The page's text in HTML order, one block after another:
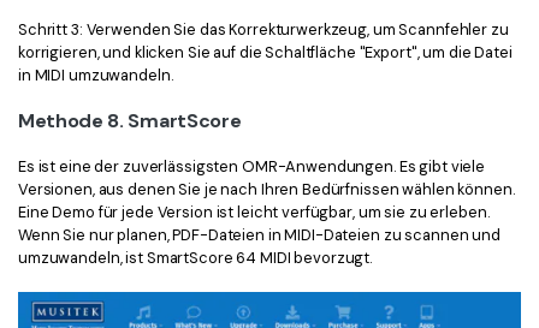
Schritt 3: Verwenden Sie das Korrekturwerkzeug, um Scannfehler zu
korrigieren, und klicken Sie auf die Schaltfläche "Export", um die Datei
in MIDI umzuwandeln.
Methode 8. SmartScore
Es ist eine der zuverlässigsten OMR-Anwendungen. Es gibt viele
Versionen, aus denen Sie je nach Ihren Bedürfnissen wählen können.
Eine Demo für jede Version ist leicht verfügbar, um sie zu erleben.
Wenn Sie nur planen, PDF-Dateien in MIDI-Dateien zu scannen und
umzuwandeln, ist SmartScore 64 MIDI bevorzugt.